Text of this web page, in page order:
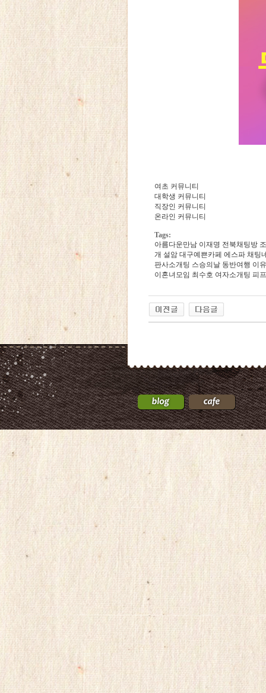
여초 커뮤니티
대학생 커뮤니티
직장인 커뮤니티
온라인 커뮤니티
Tags:
아­름­다­운­만­남 이재명 전­북­채­팅­방
개 설암 대­구­예­쁜­카­페 에스파 채­팅­
판­사­소­개­팅 스승의날 동반여행 이
이­혼­녀­모­임 최수호 여자소개팅 피
24Parmacy
우
즐
성
비
아
탑-
릴
리
구
입
gmdqnswp
alvmwls.xyz
비
탑-
시
구
qldkahf
시
간